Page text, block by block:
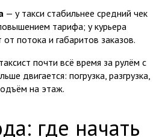
— у такси стабильнее средний чек
тарифа; у курьера
потока и габаритов заказов.
почти всё время за рулём с
двигается: погрузка, разгрузка,
на этаж.
где начать